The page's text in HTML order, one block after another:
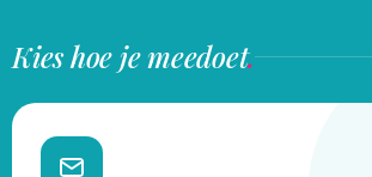
Kies hoe je meedoet.